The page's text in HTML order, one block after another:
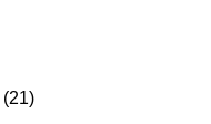
(21)